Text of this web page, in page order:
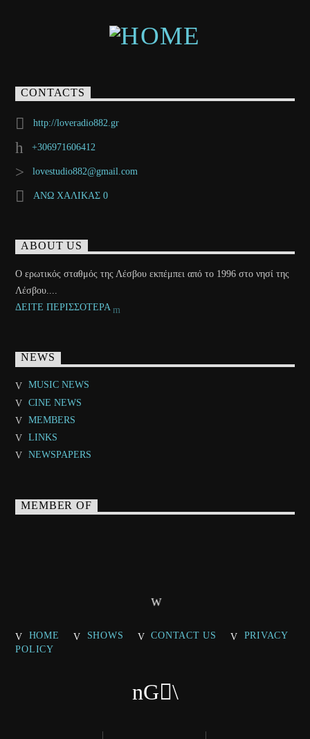
CONTACTS
http://loveradio882.gr
+306971606412
lovestudio882@gmail.com
ΑΝΩ ΧΑΛΙΚΑΣ 0
ABOUT US
Ο ερωτικός σταθμός της Λέσβου εκπέμπει από το 1996 στο νησί της
Λέσβου....
ΔΕΙΤΕ ΠΕΡΙΣΣΟΤΕΡΑ
NEWS
MUSIC NEWS
CINE NEWS
MEMBERS
LINKS
NEWSPAPERS
MEMBER OF
HOME SHOWS CONTACT US
PRIVACY
POLICY